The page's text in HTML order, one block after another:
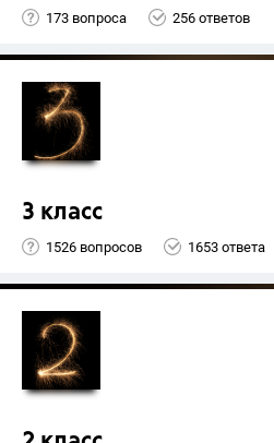
173 вопроса 256 ответов
3 класс
1526 вопросов 1653 ответа